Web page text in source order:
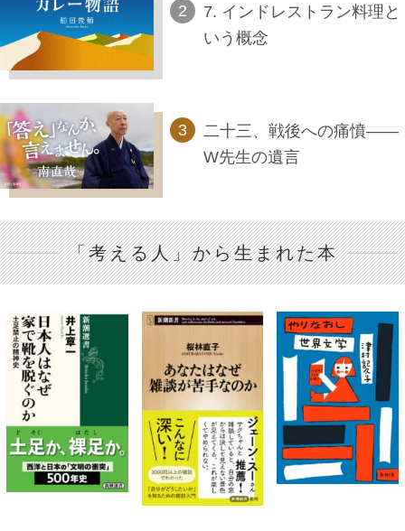
7. インドレストラン料理と
いう概念
二十三、戦後への痛憤――
W先生の遺言
「考える人」から生まれた本